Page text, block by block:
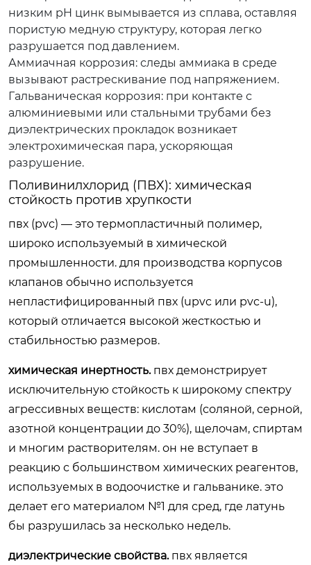
низким pH цинк вымывается из сплава, оставляя
пористую медную структуру, которая легко
разрушается под давлением.
Аммиачная коррозия: следы аммиака в среде
вызывают растрескивание под напряжением.
Гальваническая коррозия: при контакте с
алюминиевыми или стальными трубами без
диэлектрических прокладок возникает
электрохимическая пара, ускоряющая
разрушение.
Поливинилхлорид (ПВХ): химическая
стойкость против хрупкости
пвх (pvc) — это термопластичный полимер,
широко используемый в химической
промышленности. для производства корпусов
клапанов обычно используется
непластифицированный пвх (upvc или pvc-u),
который отличается высокой жесткостью и
стабильностью размеров.
химическая инертность.пвх демонстрирует
исключительную стойкость к широкому спектру
агрессивных веществ: кислотам (соляной, серной,
азотной концентрации до 30%), щелочам, спиртам
и многим растворителям. он не вступает в
реакцию с большинством химических реагентов,
используемых в водоочистке и гальванике. это
делает его материалом №1 для сред, где латунь
бы разрушилась за несколько недель.
диэлектрические свойства.пвх является